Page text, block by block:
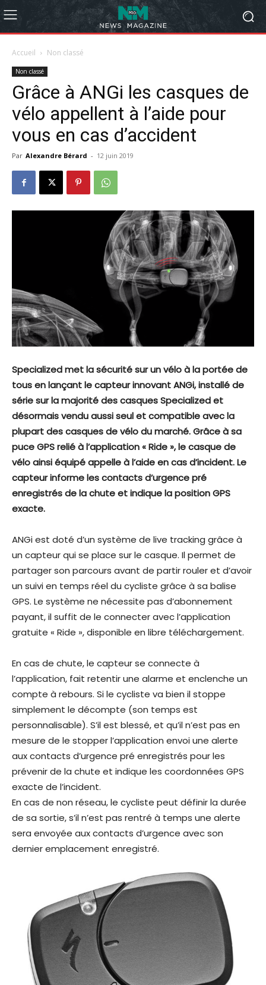
Accueil Non classé
Non classé
Grâce à ANGi les casques de
vélo appellent à l’aide pour
vous en cas d’accident
Par Alexandre Bérard - 12 juin 2019
Specialized met la sécurité sur un vélo à la portée de
tous en lançant le capteur innovant ANGi, installé de
série sur la majorité des casques Specialized et
désormais vendu aussi seul et compatible avec la
plupart des casques de vélo du marché. Grâce à sa
puce GPS relié à l’application « Ride », le casque de
vélo ainsi équipé appelle à l’aide en cas d’incident. Le
capteur informe les contacts d’urgence pré
enregistrés de la chute et indique la position GPS
exacte.
ANGi est doté d’un système de live tracking grâce à
un capteur qui se place sur le casque. Il permet de
partager son parcours avant de partir rouler et d’avoir
un suivi en temps réel du cycliste grâce à sa balise
GPS. Le système ne nécessite pas d’abonnement
payant, il suffit de le connecter avec l’application
gratuite « Ride », disponible en libre téléchargement.
En cas de chute, le capteur se connecte à
l’application, fait retentir une alarme et enclenche un
compte à rebours. Si le cycliste va bien il stoppe
simplement le décompte (son temps est
personnalisable). S’il est blessé, et qu’il n’est pas en
mesure de le stopper l’application envoi une alerte
aux contacts d’urgence pré enregistrés pour les
prévenir de la chute et indique les coordonnées GPS
exacte de l’incident.
En cas de non réseau, le cycliste peut définir la durée
de sa sortie, s’il n’est pas rentré à temps une alerte
sera envoyée aux contacts d’urgence avec son
dernier emplacement enregistré.